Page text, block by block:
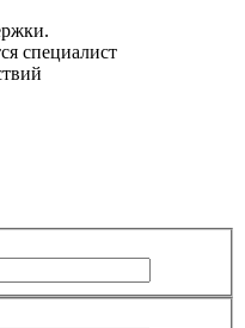
специалист